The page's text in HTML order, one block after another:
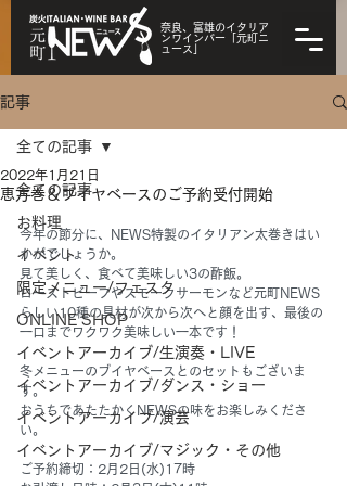
奈良、富雄のイタリア
ンワインバー「元町ニ
ュース」
記事
全ての記事
お料理
イベント
限定メニュー/フェスタ
ONLINE SHOP
イベントアーカイブ/生演奏・LIVE
イベントアーカイブ/ダンス・ショー
イベントアーカイブ/演芸
イベントアーカイブ/マジック・その他
全ての記事
恵方巻＆ブイヤベースのご予約受付開始
2022年1月21日
今年の節分に、NEWS特製のイタリアン太巻きはい
かがでしょうか。
見て美しく、食べて美味しい3の酢飯。
ローストビーフやスモークサーモンなど元町NEWS
らしい10種の具材が次から次へと顔を出す、最後の
一口までワクワク美味しい一本です！
冬メニューのブイヤベースとのセットもございま
す。
おうちであたたかくNEWSの味をお楽しみくださ
い。
ご予約締切：2月2日(水)17時